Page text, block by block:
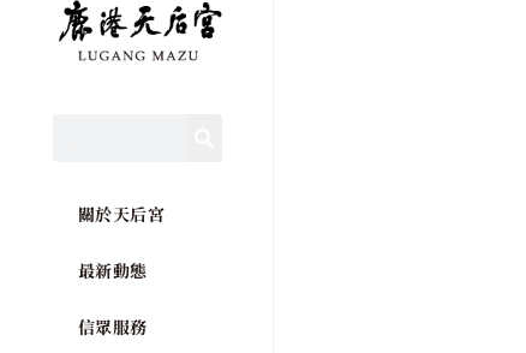
關於天后宮
最新動態
信眾服務